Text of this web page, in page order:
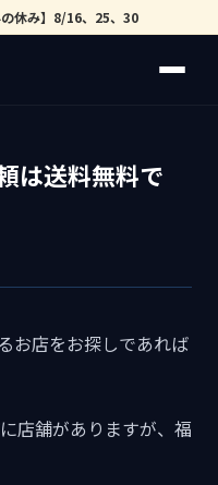
の休み】8/16、25、30
は送料無料で
お店をお探しであれば
店舗がありますが、福